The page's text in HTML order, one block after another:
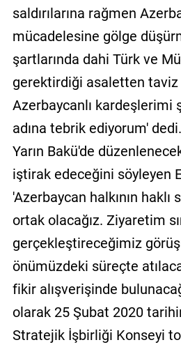
saldırılarına rağmen
mücadelesine gölge
şartlarında dahi Türk ve
gerektirdiği asaletten taviz
Azerbaycanlı kardeşlerimi
adına tebrik ediyorum' dedi.
Yarın Bakü'de
iştirak edeceğini söyleyen
'Azerbaycan halkının
ortak olacağız. Ziyaretim
gerçekleştireceğimiz
önümüzdeki süreçte
fikir alışverişinde
olarak 25 Şubat 2020
Stratejik İşbirliği Konseyi